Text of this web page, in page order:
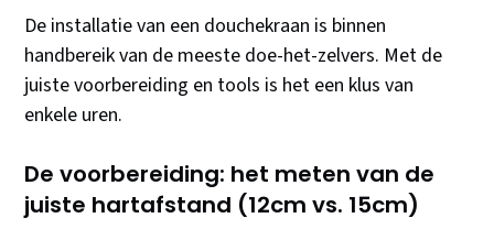
De installatie van een douchekraan is binnen
handbereik van de meeste doe-het-zelvers. Met de
juiste voorbereiding en tools is het een klus van
enkele uren.
De voorbereiding: het meten van de
juiste hartafstand (12cm vs. 15cm)